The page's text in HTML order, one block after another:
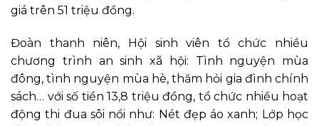
giá trên 51 triệu đồng.
Đoàn thanh niên, Hội sinh viên tổ chức nhiều
chương trình an sinh xã hội: Tình nguyện mùa
đông, tình nguyện mùa hè, thăm hỏi gia đình chính
sách… với số tiền 13,8 triệu đồng, tổ chức nhiều hoạt
động thi đua sôi nổi như: Nét đẹp áo xanh; Lớp học